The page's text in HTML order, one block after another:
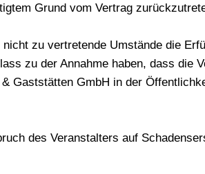
Grund vom Vertrag
zu vertretende Umstände die
zu der Annahme haben, dass die
Gaststätten GmbH in der
des Veranstalters auf